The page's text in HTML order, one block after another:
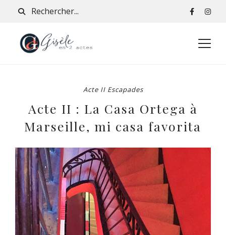
Acte II Escapades
Acte II : La Casa Ortega à
Marseille, mi casa favorita